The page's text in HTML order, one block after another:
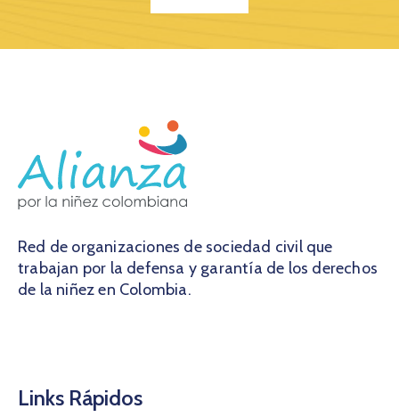
Red de organizaciones de sociedad civil que
trabajan por la defensa y garantía de los derechos
de la niñez en Colombia.
Links Rápidos